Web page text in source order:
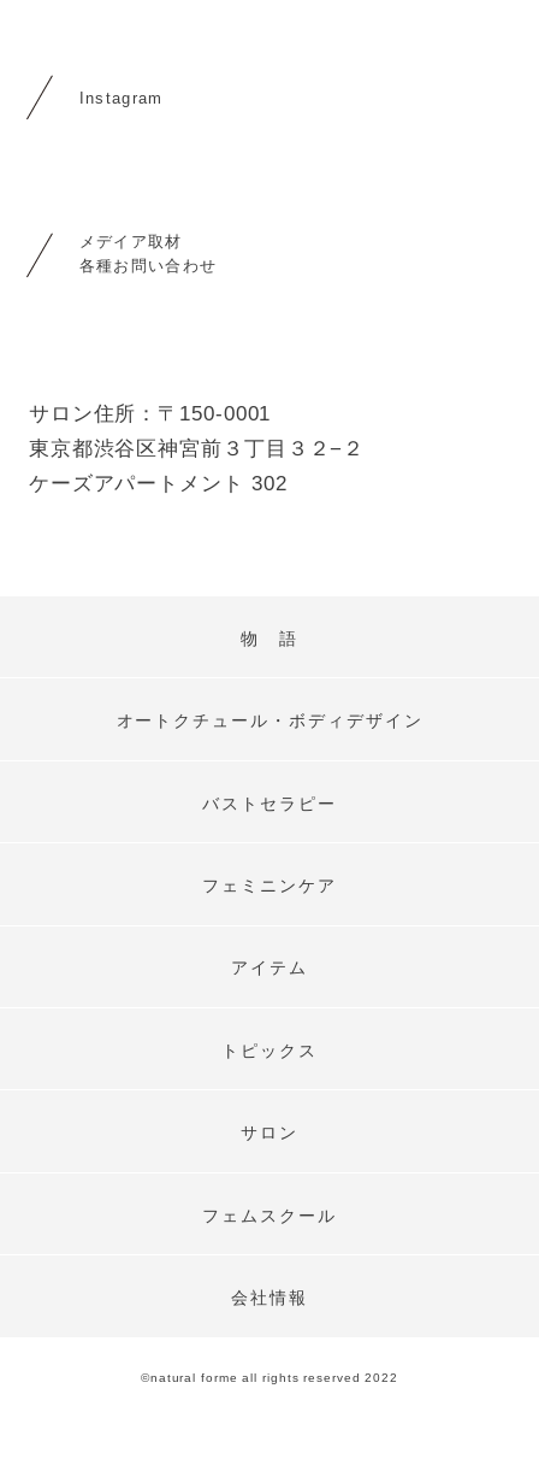
Instagram
メデイア取材
各種お問い合わせ
サロン住所：〒150-0001
東京都渋谷区神宮前３丁目３２−２
ケーズアパートメント 302
物 語
オートクチュール・ボディデザイン
バストセラピー
フェミニンケア
アイテム
トピックス
サロン
フェムスクール
会社情報
©︎natural forme all rights reserved 2022